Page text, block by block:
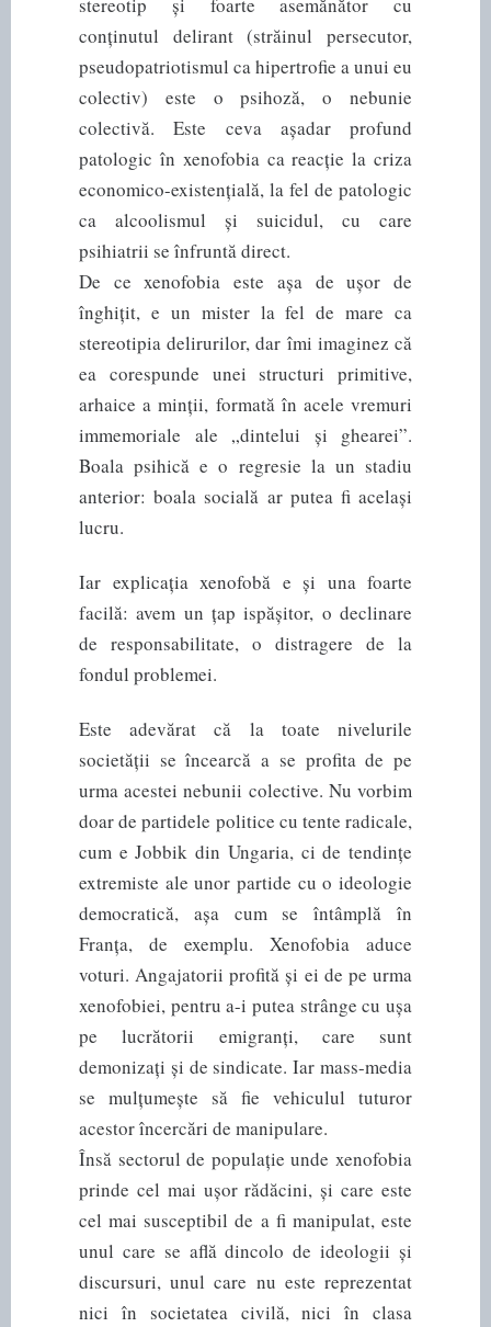
stereotip și foarte asemănător cu
conținutul delirant (străinul persecutor,
pseudopatriotismul ca hipertrofie a unui eu
colectiv) este o psihoză, o nebunie
colectivă. Este ceva așadar profund
patologic în xenofobia ca reacție la criza
economico-existențială, la fel de patologic
ca alcoolismul și suicidul, cu care
psihiatrii se înfruntă direct.
De ce xenofobia este așa de ușor de
înghițit, e un mister la fel de mare ca
stereotipia delirurilor, dar îmi imaginez că
ea corespunde unei structuri primitive,
arhaice a minții, formată în acele vremuri
immemoriale ale „dintelui și ghearei”.
Boala psihică e o regresie la un stadiu
anterior: boala socială ar putea fi același
lucru.
Iar explicația xenofobă e și una foarte
facilă: avem un țap ispășitor, o declinare
de responsabilitate, o distragere de la
fondul problemei.
Este adevărat că la toate nivelurile
societății se încearcă a se profita de pe
urma acestei nebunii colective. Nu vorbim
doar de partidele politice cu tente radicale,
cum e Jobbik din Ungaria, ci de tendințe
extremiste ale unor partide cu o ideologie
democratică, așa cum se întâmplă în
Franța, de exemplu. Xenofobia aduce
voturi. Angajatorii profită și ei de pe urma
xenofobiei, pentru a-i putea strânge cu ușa
pe lucrătorii emigranți, care sunt
demonizați și de sindicate. Iar mass-media
se mulțumește să fie vehiculul tuturor
acestor încercări de manipulare.
Însă sectorul de populație unde xenofobia
prinde cel mai ușor rădăcini, și care este
cel mai susceptibil de a fi manipulat, este
unul care se află dincolo de ideologii și
discursuri, unul care nu este reprezentat
nici în societatea civilă, nici în clasa